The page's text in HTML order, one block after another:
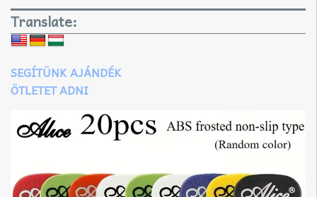
Translate:
SEGÍTÜNK AJÁNDÉK
ÖTLETET ADNI